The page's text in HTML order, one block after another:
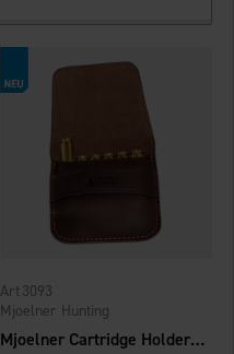
Mjoelner Cartridge Holder Leather
Mjoelner Hunting
3093